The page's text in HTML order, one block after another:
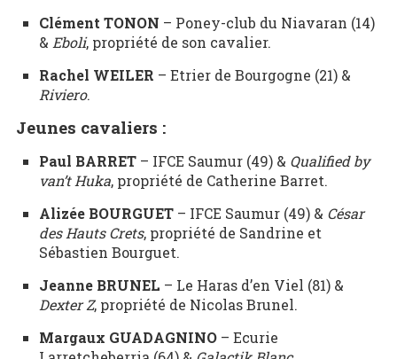
Clément TONON – Poney-club du Niavaran (14)
& Eboli, propriété de son cavalier.
Rachel WEILER – Etrier de Bourgogne (21) &
Riviero.
Jeunes cavaliers :
Paul BARRET– IFCE Saumur (49) & Qualified by
van’t Huka, propriété de Catherine Barret.
Alizée BOURGUET– IFCE Saumur (49) & César
des Hauts Crets, propriété de Sandrine et
Sébastien Bourguet.
Jeanne BRUNEL – Le Haras d’en Viel (81) &
Dexter Z, propriété de Nicolas Brunel.
Margaux GUADAGNINO– Ecurie